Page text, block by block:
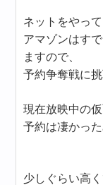
ネットをやって
アマゾンはす
ますので、
予約争奪戦に
現在放映中の
予約は凄かっ
少しぐらい高